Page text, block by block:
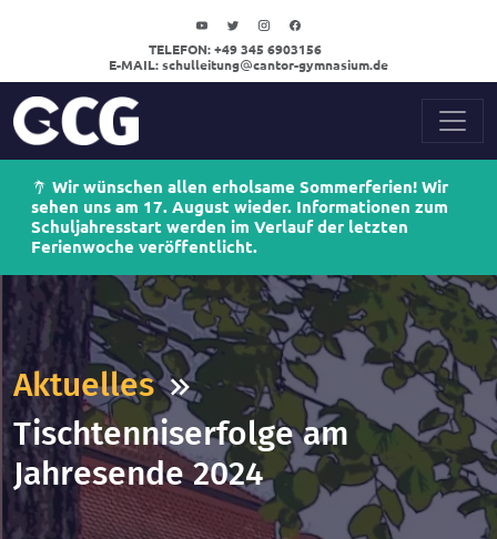
TELEFON: +49 345 6903156
E-MAIL: schulleitung cantor-gymnasium.de
Wir wünschen allen erholsame Sommerferien! Wir
sehen uns am 17. August wieder. Informationen zum
Schuljahresstart werden im Verlauf der letzten
Ferienwoche veröffentlicht.
Aktuelles
Tischtenniserfolge am
Jahresende 2024